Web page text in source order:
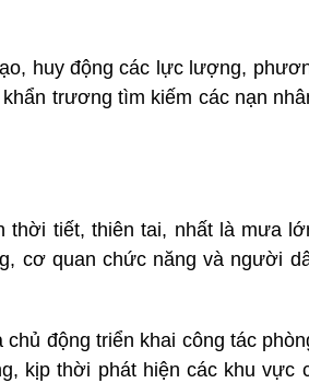
huy động các lực lượng,
trương tìm kiếm các nạn
thời tiết, thiên tai, nhất là mưa
cơ quan chức năng và người
động triển khai công tác
kịp thời phát hiện các khu vực